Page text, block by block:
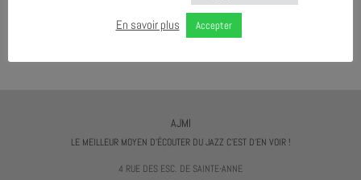
AJMI
LE MEILLEUR MOYEN D'ÉCOUTER DU JAZZ C'EST D'EN VOIR !
4 RUE DES ESC. DE SAINTE-ANNE
En savoir plus Accepter